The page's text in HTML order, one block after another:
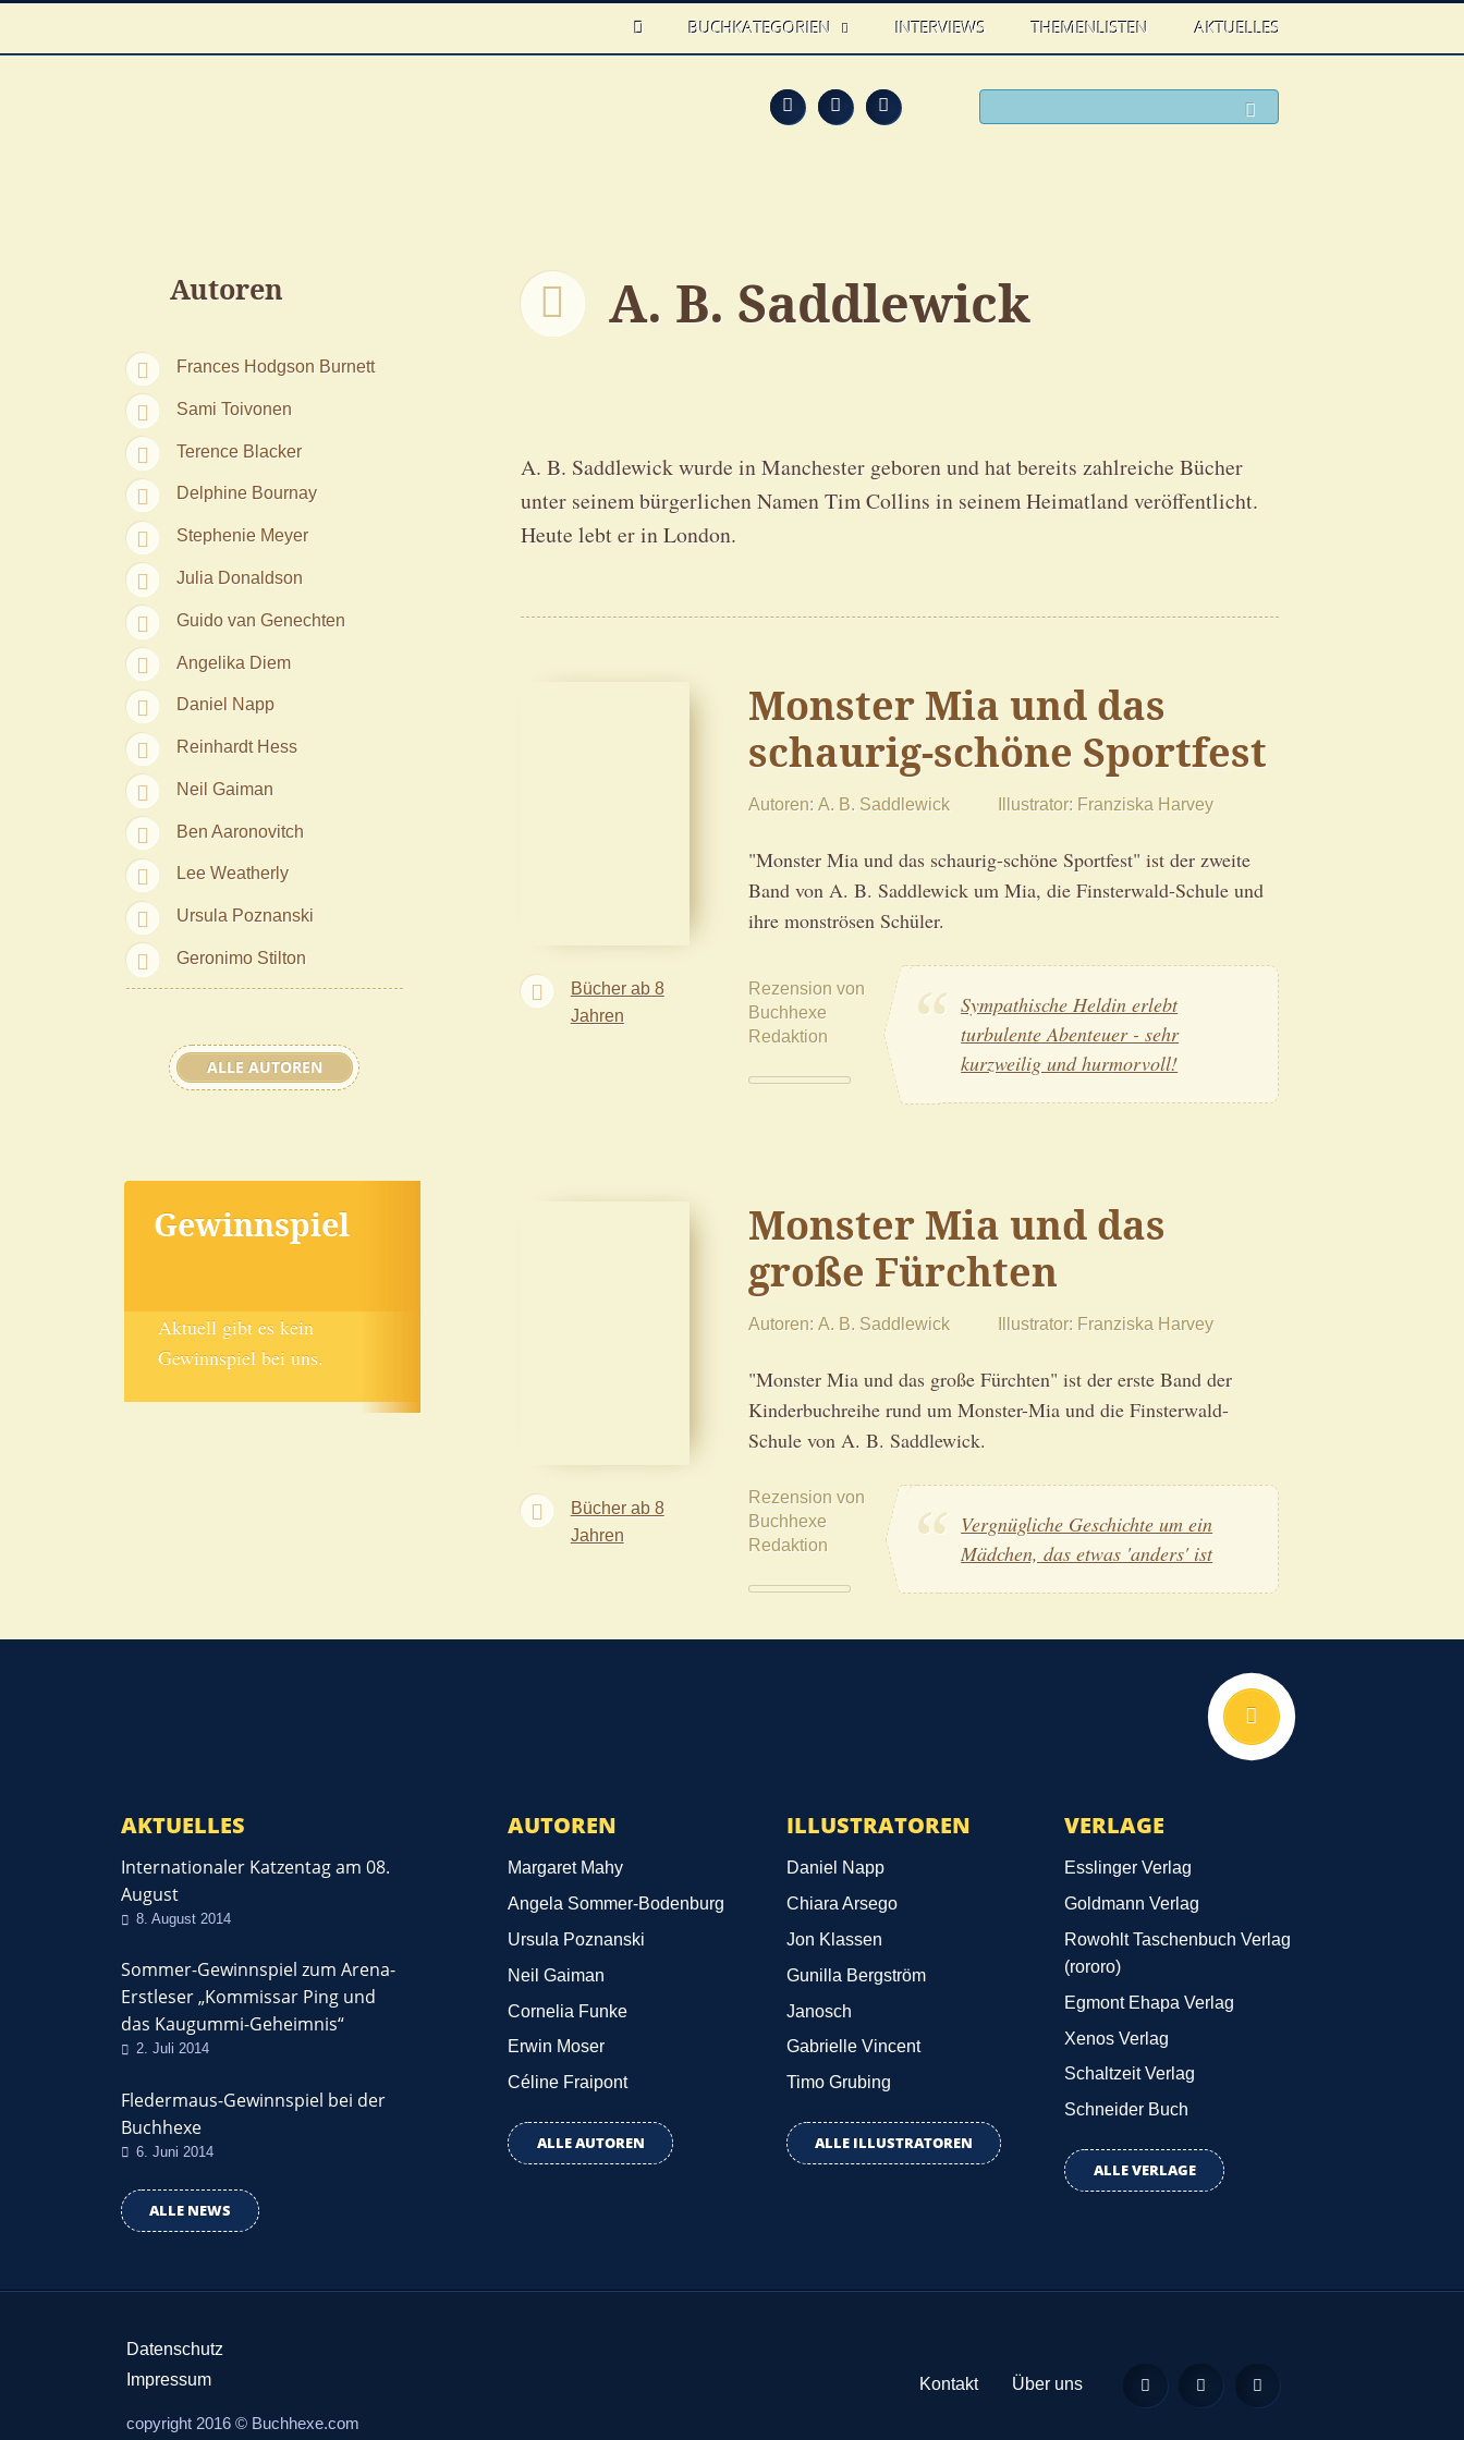
HOME
BUCHKATEGORIEN INTERVIEWS THEMENLISTEN AKTUELLES
Feed FacebookTwitter
Autoren
Frances Hodgson Burnett
Sami Toivonen
Terence Blacker
Delphine Bournay
Stephenie Meyer
Julia Donaldson
Guido van Genechten
Angelika Diem
Daniel Napp
Reinhardt Hess
Neil Gaiman
Ben Aaronovitch
Lee Weatherly
Ursula Poznanski
Geronimo Stilton
ALLE AUTOREN
Gewinnspiel
Aktuell gibt es kein
Gewinnspiel bei uns.
A. B. Saddlewick
A. B. Saddlewick wurde in Manchester geboren und hat bereits zahlreiche Bücher
unter seinem bürgerlichen Namen Tim Collins in seinem Heimatland veröffentlicht.
Heute lebt er in London.
Monster Mia und das
schaurig-schöne Sportfest
Autoren A. B. Saddlewick Illustrator Franziska Harvey
"Monster Mia und das schaurig-schöne Sportfest" ist der zweite
Band von A. B. Saddlewick um Mia, die Finsterwald-Schule und
ihre monströsen Schüler.
Rezension von
Buchhexe
Redaktion
Sympathische Heldin erlebt
turbulente Abenteuer - sehr
kurzweilig und hurmorvoll!
Bücher ab 8
Jahren
Monster Mia und das
große Fürchten
Autoren A. B. Saddlewick Illustrator Franziska Harvey
"Monster Mia und das große Fürchten" ist der erste Band der
Kinderbuchreihe rund um Monster-Mia und die Finsterwald-
Schule von A. B. Saddlewick.
Rezension von
Buchhexe
Redaktion
Vergnügliche Geschichte um ein
Mädchen, das etwas 'anders' ist
Bücher ab 8
Jahren
AKTUELLES
Internationaler Katzentag am 08.
August
8. August 2014
Sommer-Gewinnspiel zum Arena-
Erstleser „Kommissar Ping und
das Kaugummi-Geheimnis“
2. Juli 2014
Fledermaus-Gewinnspiel bei der
Buchhexe
6. Juni 2014
ALLE NEWS
AUTOREN
Margaret Mahy
Angela Sommer-Bodenburg
Ursula Poznanski
Neil Gaiman
Cornelia Funke
Erwin Moser
Céline Fraipont
ALLE AUTOREN
ILLUSTRATOREN
Daniel Napp
Chiara Arsego
Jon Klassen
Gunilla Bergström
Janosch
Gabrielle Vincent
Timo Grubing
ALLE ILLUSTRATOREN
VERLAGE
Esslinger Verlag
Goldmann Verlag
Rowohlt Taschenbuch Verlag
(rororo)
Egmont Ehapa Verlag
Xenos Verlag
Schaltzeit Verlag
Schneider Buch
ALLE VERLAGE
Datenschutz
Impressum
copyright 2016 © Buchhexe.com
Kontakt Über uns Feed Facebook